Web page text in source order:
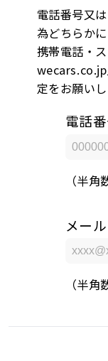
電話番号又
為どちらか
携帯電話・
wecars.co.jp
定をお願いし
電話
（半
メー
（半角